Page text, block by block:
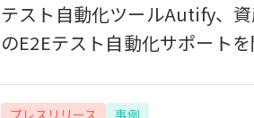
テスト自動化ツールAutify、
のE2Eテスト自動化サポート
プレスリリース 事例